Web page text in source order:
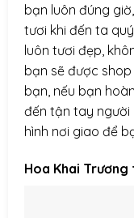
bạn luôn đúng
tươi khi đến ta
luôn tươi đẹp,
bạn sẽ được
bạn, nếu bạn
đến tận tay người
hình nơi giao để
Hoa Khai Trương